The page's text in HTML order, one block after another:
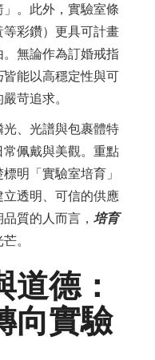
。此外，實驗室條
彩鑽）更具可計畫
無論作為訂婚戒指
皆能以高穩定性與可
苛追求。
、光譜與包裹體特
佩戴與美觀。重點
明「實驗室培育」
透明、可信的供應
質的人而言， 培育
。
德：
向實驗